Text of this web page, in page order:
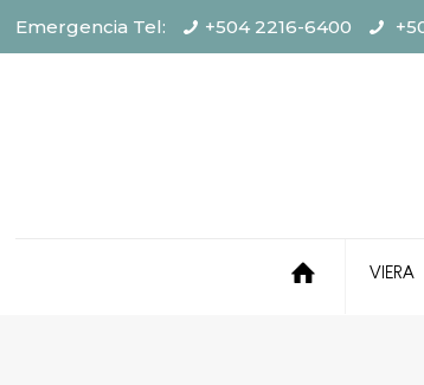
Emergencia Tel: +504 2216-6400
VIERA